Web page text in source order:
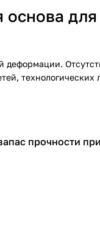
основа для
деформации.
технологических
прочности